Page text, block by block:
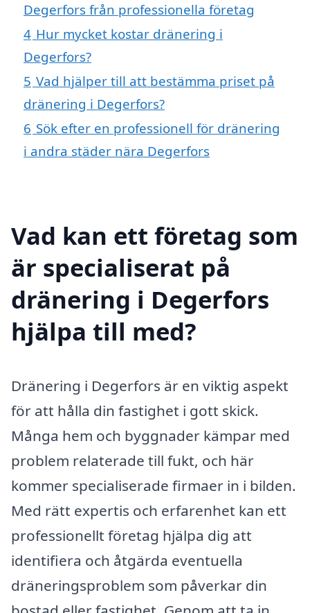
Degerfors från professionella företag
4 Hur mycket kostar dränering i
Degerfors?
5 Vad hjälper till att bestämma priset på
dränering i Degerfors?
6 Sök efter en professionell för dränering
i andra städer nära Degerfors
Vad kan ett företag som
är specialiserat på
dränering i Degerfors
hjälpa till med?
Dränering i Degerfors är en viktig aspekt
för att hålla din fastighet i gott skick.
Många hem och byggnader kämpar med
problem relaterade till fukt, och här
kommer specialiserade firmaer in i bilden.
Med rätt expertis och erfarenhet kan ett
professionellt företag hjälpa dig att
identifiera och åtgärda eventuella
dräneringsproblem som påverkar din